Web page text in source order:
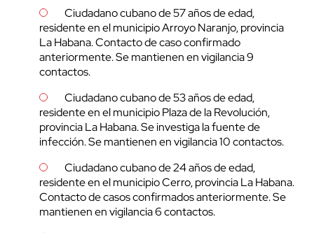
Ciudadano cubano de 57 años de edad,
residente en el municipio Arroyo Naranjo, provincia
La Habana. Contacto de caso confirmado
anteriormente. Se mantienen en vigilancia 9
contactos.
Ciudadano cubano de 53 años de edad,
residente en el municipio Plaza de la Revolución,
provincia La Habana. Se investiga la fuente de
infección. Se mantienen en vigilancia 10 contactos.
Ciudadano cubano de 24 años de edad,
residente en el municipio Cerro, provincia La Habana.
Contacto de casos confirmados anteriormente. Se
mantienen en vigilancia 6 contactos.